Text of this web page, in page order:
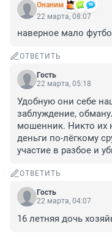
Онаним
22 марта, 08:07
наверное мало
ОТВЕТИТЬ
Гость
22 марта, 05:18
Удобную они себе
заблуждение,
мошенник. Никто их
деньги по-лёгкому
участие в разбое и
ОТВЕТИТЬ
Гость
22 марта, 04:07
16 летняя дочь